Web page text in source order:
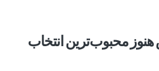
مکس هنوز محبوب‌ترین انتخاب